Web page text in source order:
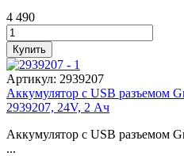
4 490
Артикул: 2939207
Аккумулятор с USB разъемом
2939207, 24V, 2 Ач
Аккумулятор с USB разъемом
...